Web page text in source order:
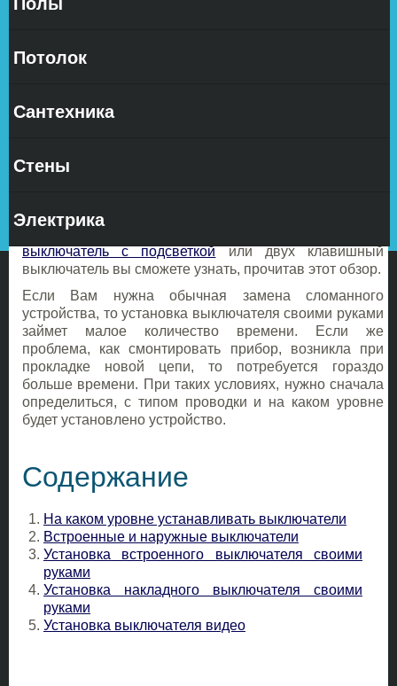
Потолок
Сантехника
Стены
Электрика
дешевые услуги профессионального электрика. Как
грамотно установить выключатель, будь то
выключатель с подсветкойили двух клавишный
выключатель вы сможете узнать, прочитав этот обзор.
Если Вам нужна обычная замена сломанного
устройства, то установка выключателя своими руками
займет малое количество времени. Если же
проблема, как смонтировать прибор, возникла при
прокладке новой цепи, то потребуется гораздо
больше времени. При таких условиях, нужно сначала
определиться, с типом проводки и на каком уровне
будет установлено устройство.
Содержание
На каком уровне устанавливать выключатели
Встроенные и наружные выключатели
Установка встроенного выключателя своими
руками
Установка накладного выключателя своими
руками
Установка выключателя видео